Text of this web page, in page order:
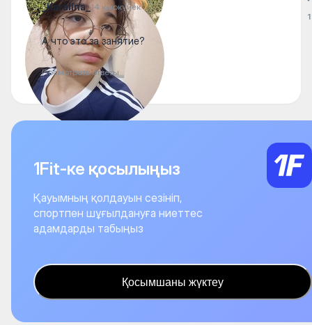
_Karalina_14 қыркүйек
А что это за занятие?
Посмотреть ответы
1
1Fit-ке қосылыңыз
Қауымның қолдауын сезініп,
спортпен шұғылдануға ниеттес
адамдарды табыңыз
Қосымшаны жүктеу